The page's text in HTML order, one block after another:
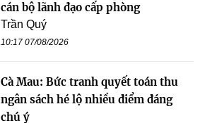
cán bộ lãnh đạo cấp phòng
Trần Quý
10:17 07/08/2026
Cà Mau: Bức tranh quyết toán thu
ngân sách hé lộ nhiều điểm đáng
chú ý